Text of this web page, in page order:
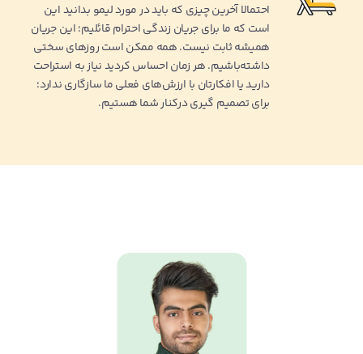
احتمالا آخرین چیزی که باید در مورد لیمو بدانید این
است که ما برای جریان زندگی احترام قائلیم؛ این جریان
همیشه ثابت نیست. همه ممکن است روزهای سختی
داشته‌باشیم. هر زمان احساس کردید نیاز به استراحت
دارید یا افکارتان با ارزش‌های فعلی ما سازگاری ندارد؛
برای تصمیم گیری درکنار شما هستیم.